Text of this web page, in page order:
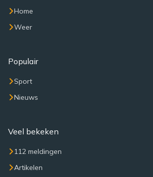
Home
Weer
Populair
Sport
Nieuws
Veel bekeken
112 meldingen
Artikelen